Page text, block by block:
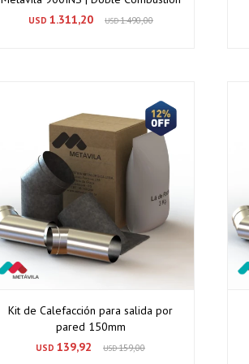
USD 1.311,20 USD1.490,00
Kit de Calefacción para salida por
pared 150mm
USD 139,92 USD159,00